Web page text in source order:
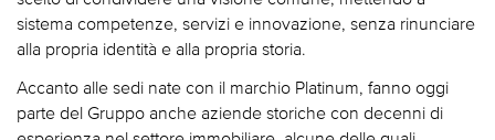
sistema competenze, servizi e innovazione, senza rinunciare
alla propria identità e alla propria storia.
Accanto alle sedi nate con il marchio Platinum, fanno oggi
parte del Gruppo anche aziende storiche con decenni di